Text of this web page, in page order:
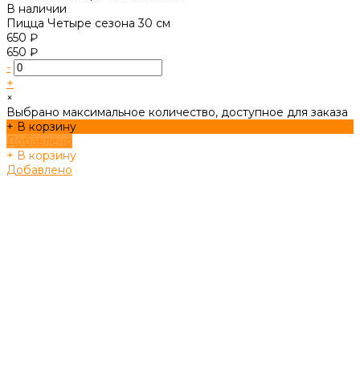
В наличии
Пицца Четыре сезона 30 см
650 ₽
650 ₽
-
+
×
Выбрано максимальное количество, доступное для заказа
+ В корзину
Добавлено
+ В корзину
Добавлено